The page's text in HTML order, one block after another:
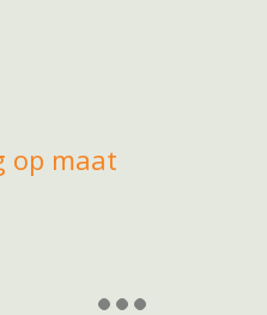
op maat